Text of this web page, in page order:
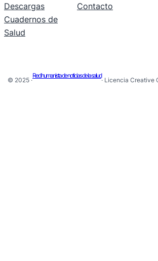
Descargas
Cuadernos de
Salud
Contacto
© 2025 ·
Red humanista de noticias de la salud
· Licencia Creative